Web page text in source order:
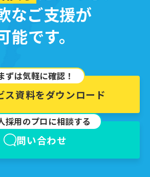
なご支援が
能です。
ずは気軽に確認！
ス資料をダウンロード
採⽤のプロに相談する
問い合わせ